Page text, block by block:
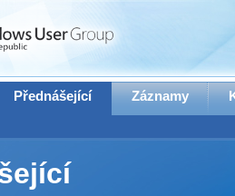
Přednášející Záznamy